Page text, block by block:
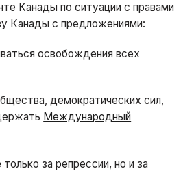
Канады по ситуации с правами
Канады с предложениями:
освобождения всех
демократических сил,
Международный
за репрессии, но и за